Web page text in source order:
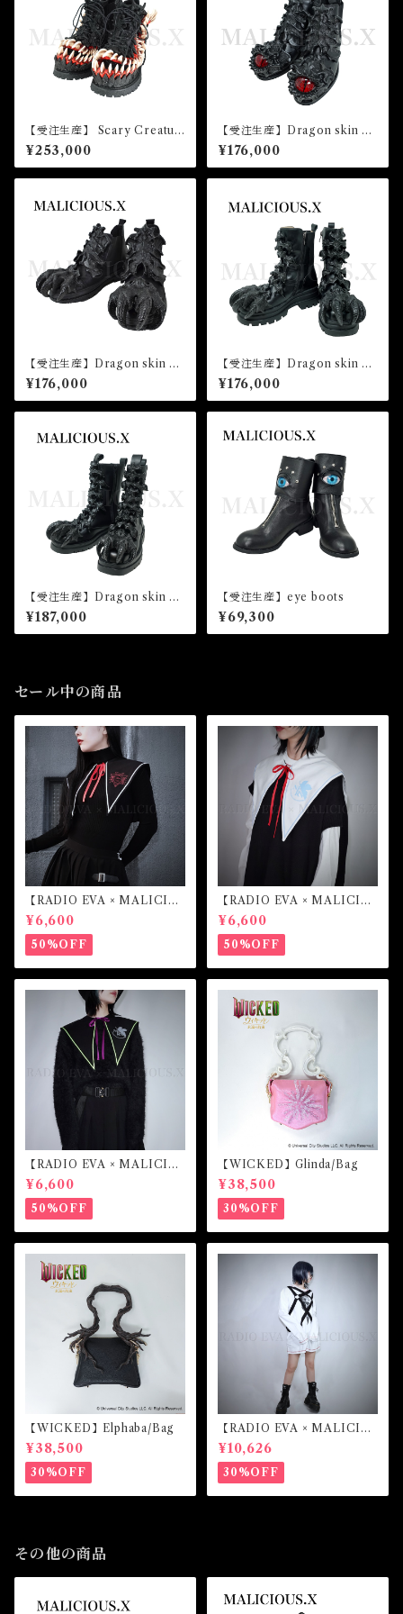
【受注生産】 Scary Creatur
e boots unisex
¥253,000
【受注生産】Dragon skin Ey
e boots unisex
¥176,000
【受注生産】Dragon skin bo
ots unisex
¥176,000
【受注生産】Dragon skin bo
ots（ladies）
¥176,000
【受注生産】Dragon skin Lo
ng boots（unisex）
¥187,000
【受注生産】eye boots
¥69,300
セール中の商品
【RADIO EVA × MALICIO
US.X】Sailor collar （第4の
使徒）
¥6,600
50%OFF
【RADIO EVA × MALICIO
US.X】Sailor collar （綾波
レイ）
¥6,600
50%OFF
【RADIO EVA × MALICIO
US.X】Sailor collar （初号
機）
¥6,600
50%OFF
【WICKED】Glinda/Bag
¥38,500
30%OFF
【WICKED】Elphaba/Bag
¥38,500
30%OFF
【RADIO EVA × MALICIO
US.X】EVANGELION Mar
k.07-harness long sleeve
(White)
¥10,626
30%OFF
その他の商品